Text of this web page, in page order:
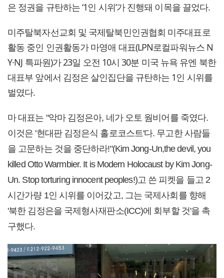
은 정권을 규탄하는 ‘1인 시위’가 진행돼 이목을 끌었다.
미주탈북자선교회 및 국제탈북민인권협회 미주대표로
활동 중인 인권활동가 마영애 대표(LPN로컬파워뉴스 N
Y·NJ 특파원)가 23일 오전 10시 30분 미국 뉴욕 유엔 북한
대표부 앞에서 김정은 살인집단을 규탄하는 1인 시위를
벌였다.
마 대표는 "악마 김정은아, 네가 오토 웜비어를 죽였다.
이것은 '현대판 김정은식 홀로코스트'다. 무고한 사람들
을 고문하는 것을 중단하라!"(Kim Jong-Un,the devil, you
killed Otto Warmbier. It is Modern Holocaust by Kim Jong-
Un. Stop torturing innocent peoples!)고 쓴 피켓을 들고 2
시간가량 1인 시위를 이어갔고, 그는 국제사회를 향해
'북한 김정은을 국제형사재판소(ICC)에 회부할 것'을 촉
구했다.